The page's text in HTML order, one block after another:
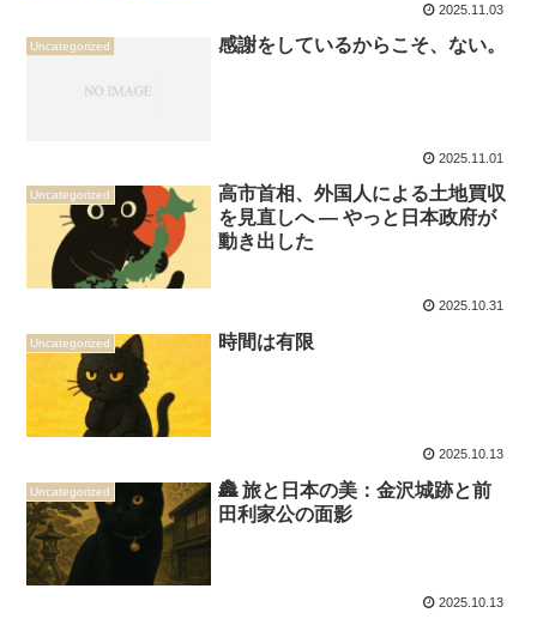
2025.11.03
Uncategorized 感謝をしているからこそ、ない。
2025.11.01
Uncategorized
高市首相、外国人による土地買収
を見直しへ ― やっと日本政府が
動き出した
2025.10.31
Uncategorized 時間は有限
2025.10.13
Uncategorized
🏯 旅と日本の美：金沢城跡と前
田利家公の面影
2025.10.13